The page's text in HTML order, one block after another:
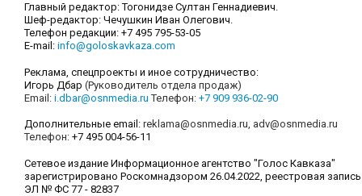
Главный редактор: Тогонидзе Султан Геннадиевич.
Шеф-редактор: Чечушкин Иван Олегович.
Телефон редакции: +7 495 795-53-05
E-mail: info@goloskavkaza.com
Реклама, спецпроекты и иное сотрудничество:
Игорь Дбар (Руководитель отдела продаж)
Email: i.dbar@osnmedia.ru Телефон: +7 909 936-02-90
Дополнительные email: reklama@osnmedia.ru, adv@osnmedia.ru
Телефон: +7 495 004-56-11
Сетевое издание Информационное агентство "Голос Кавказа"
зарегистрировано Роскомнадзором 26.04.2022, реестровая запись
ЭЛ № ФС 77 - 82837